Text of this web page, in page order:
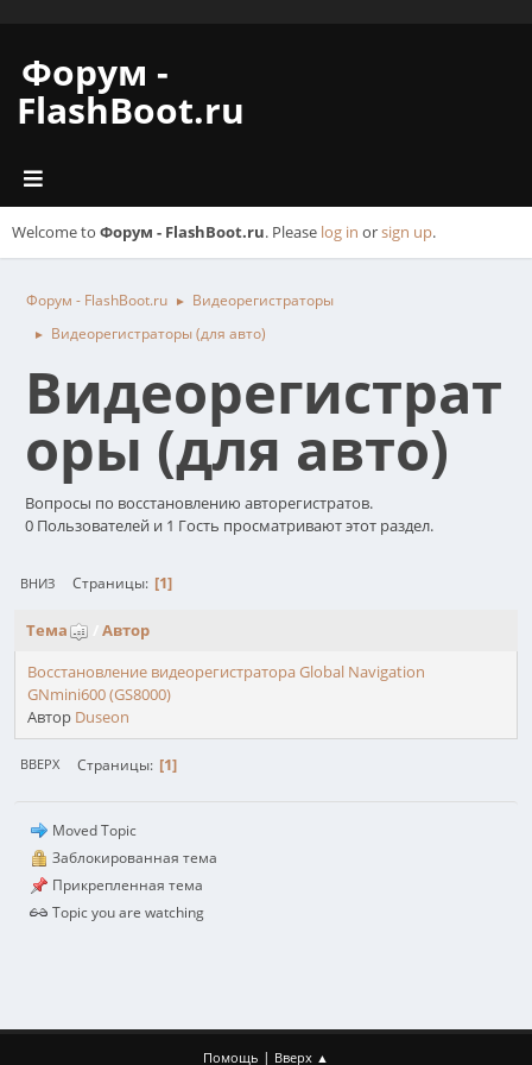
Форум -
FlashBoot.ru
Welcome to Форум - FlashBoot.ru. Please log in orsign up.
Форум - FlashBoot.ru ► Видеорегистраторы
► Видеорегистраторы (для авто)
Видеорегистрат
оры (для авто)
Вопросы по восстановлению авторегистратов.
0 Пользователей и 1 Гость просматривают этот раздел.
ВНИЗ Страницы 1
Тема
Автор
Восстановление видеорегистратора Global Navigation
GNmini600 (GS8000)
Автор Duseon
ВВЕРХ Страницы 1
Moved Topic
Заблокированная тема
Прикрепленная тема
Topic you are watching
Помощь | Вверх ▲